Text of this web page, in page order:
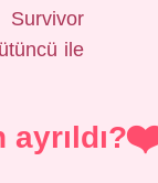
Survivor
ile